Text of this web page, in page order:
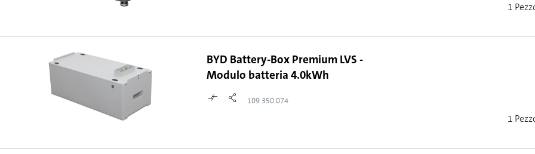
1
BYD Battery-Box Premium LVS -
Modulo batteria 4.0kWh
109.350.074
1